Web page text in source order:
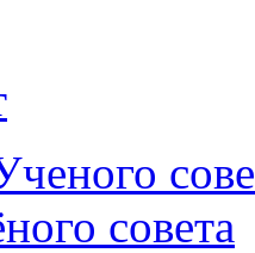
совета